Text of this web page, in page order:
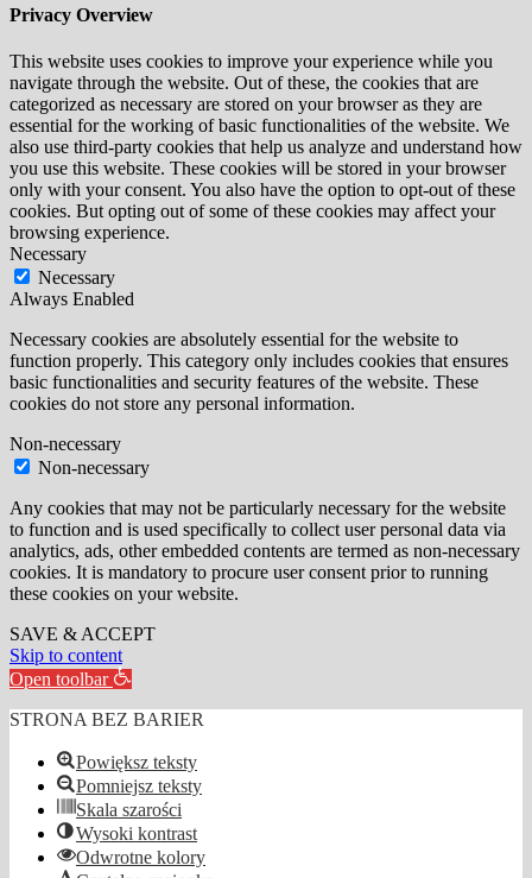
Privacy Overview
This website uses cookies to improve your experience while you
navigate through the website. Out of these, the cookies that are
categorized as necessary are stored on your browser as they are
essential for the working of basic functionalities of the website. We
also use third-party cookies that help us analyze and understand how
you use this website. These cookies will be stored in your browser
only with your consent. You also have the option to opt-out of these
cookies. But opting out of some of these cookies may affect your
browsing experience.
Necessary
Necessary
Always Enabled
Necessary cookies are absolutely essential for the website to
function properly. This category only includes cookies that ensures
basic functionalities and security features of the website. These
cookies do not store any personal information.
Non-necessary
Non-necessary
Any cookies that may not be particularly necessary for the website
to function and is used specifically to collect user personal data via
analytics, ads, other embedded contents are termed as non-necessary
cookies. It is mandatory to procure user consent prior to running
these cookies on your website.
SAVE & ACCEPT
Skip to content
Open toolbar
STRONA BEZ BARIER
Powiększ teksty
Pomniejsz teksty
Skala szarości
Wysoki kontrast
Odwrotne kolory